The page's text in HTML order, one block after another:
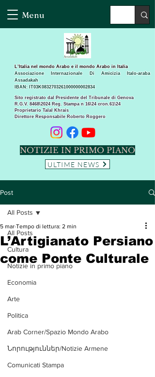
Menu
Sito registrato dal Presidente del Tribunale di Genova
R.G.V. 8468\2024 Reg. Stampa n 16\24 cron.61\24 ​
Proprietario Talal Khrais
Direttore Responsabile Roberto Roggero
L’Italia nel mondo Arabo e il mondo Arabo in Italia
Associazione Internazionale Di Amicizia Italo-araba
Assadakah
IBAN: IT03K0832703261000000002834
NOTIZIE IN PRIMO PIANO
ULTIME NEWS
Post
All Posts
Cultura
Notizie in primo piano
Economia
Arte
Politica
Arab Corner/Spazio Mondo Arabo
Նորություններ/Notizie Armene
Comunicati Stampa
All Posts
L’Artigianato Persiano
come Ponte Culturale
5 mar Tempo di lettura: 2 min